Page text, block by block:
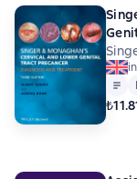
Metin